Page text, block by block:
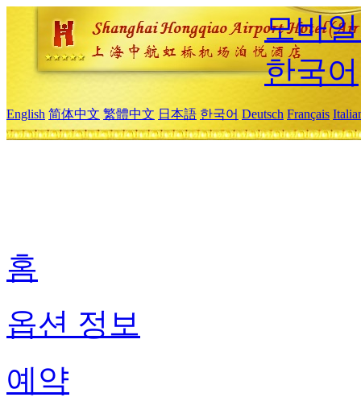
모바
한국어
English 简体中文 繁體中文 日本語 한국어 Deutsch Français
홈
옵션 정보
예약